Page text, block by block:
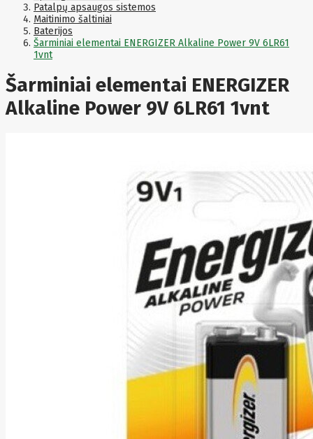
Apple
Aqara
Arctic
Armac
ArtAsm
Asrock
Assmann
ASSMANN
Patalpų apsaugos sistemos
Maitinimo šaltiniai
Baterijos
Šarminiai elementai ENERGIZER Alkaline Power 9V 6LR61
1vnt
Šarminiai elementai ENERGIZER
Alkaline Power 9V 6LR61 1vnt